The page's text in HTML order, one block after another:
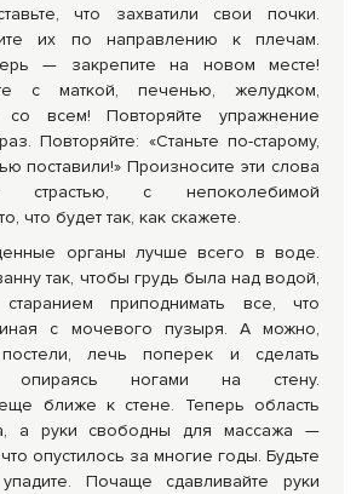
что захватили свои почки.
их по направлению к плечам.
— закрепите на новом месте!
с маткой, печенью, желудком,
всем! Повторяйте упражнение
Повторяйте: «Станьте по-старому,
поставили!» Произносите эти слова
страстью, с непоколебимой
что будет так, как скажете.
органы лучше всего в воде.
так, чтобы грудь была над водой,
приподнимать все, что
с мочевого пузыря. А можно,
лечь поперек и сделать
опираясь ногами на стену.
ближе к стене. Теперь область
а руки свободны для массажа —
опустилось за многие годы. Будьте
Почаще сдавливайте руки